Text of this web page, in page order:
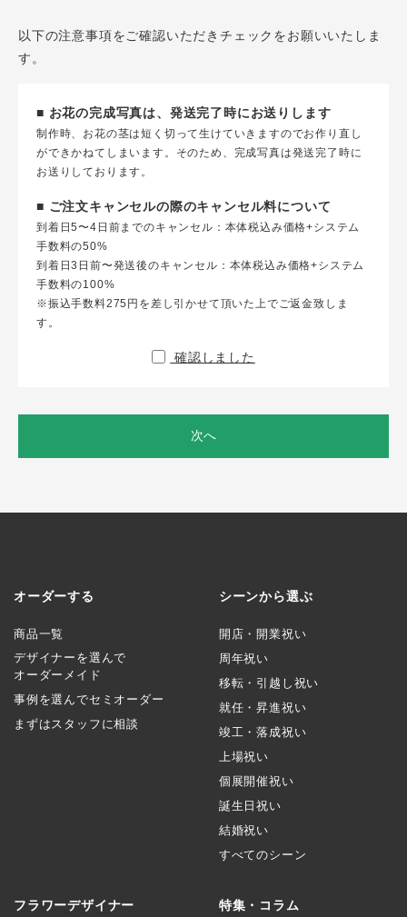
以下の注意事項をご確認いただきチェックをお願いいたしま
す。
■ お花の完成写真は、発送完了時にお送りします
制作時、お花の茎は短く切って生けていきますのでお作り直し
ができかねてしまいます。そのため、完成写真は発送完了時に
お送りしております。
■ ご注文キャンセルの際のキャンセル料について
到着日5〜4日前までのキャンセル：本体税込み価格+システム
手数料の50%
到着日3日前〜発送後のキャンセル：本体税込み価格+システム
手数料の100%
※振込手数料275円を差し引かせて頂いた上でご返金致しま
す。
確認しました
次へ
オーダーする
商品一覧
デザイナーを選んで
オーダーメイド
事例を選んでセミオーダー
まずはスタッフに相談
シーンから選ぶ
開店・開業祝い
周年祝い
移転・引越し祝い
就任・昇進祝い
竣工・落成祝い
上場祝い
個展開催祝い
誕生日祝い
結婚祝い
すべてのシーン
フラワーデザイナー 特集・コラム